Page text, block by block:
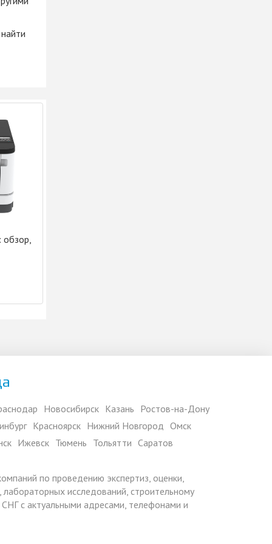
обзор,
Новосибирск Казань Ростов-на-Дону
Красноярск Нижний Новгород Омск
Ижевск Тюмень Тольятти Саратов
по проведению экспертиз, оценки,
исследований, строительному
с актуальными адресами, телефонами и